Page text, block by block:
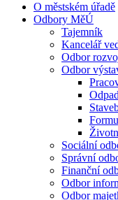
O městském úřadě
Odbory MěÚ
Tajemník
Kancelář
Odbor
Odbor
Sociální
Správní
Finanční
Odbor
Odbor